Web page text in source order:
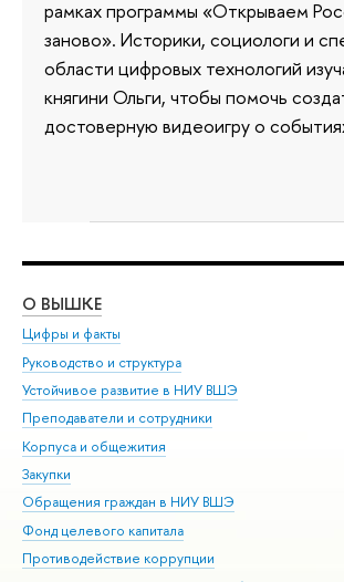
рамках программы «Открываем
заново». Историки, социологи и
области цифровых технологий
княгини Ольги, чтобы помочь
достоверную видеоигру о
О ВЫШКЕ
Цифры и факты
Руководство и структура
Устойчивое развитие в НИУ ВШЭ
Преподаватели и сотрудники
Корпуса и общежития
Закупки
Обращения граждан в НИУ ВШЭ
Фонд целевого капитала
Противодействие коррупции